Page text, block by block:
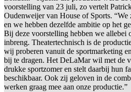
voorstelling van 23 juli, zo vertelt
Oudenweijer van House of Sports. “We
en we hebben dezelfde ambitie op het
Bij deze voorstelling hebben we allebei
inbreng. Theatertechnisch is de
wij proberen vanuit de sportmarketing
bij te dragen. Het DeLaMar wil met de
drukke sportzomer en stelt daarbij hun
beschikbaar. Ook zij geloven in de
werken graag mee aan onze productie.”